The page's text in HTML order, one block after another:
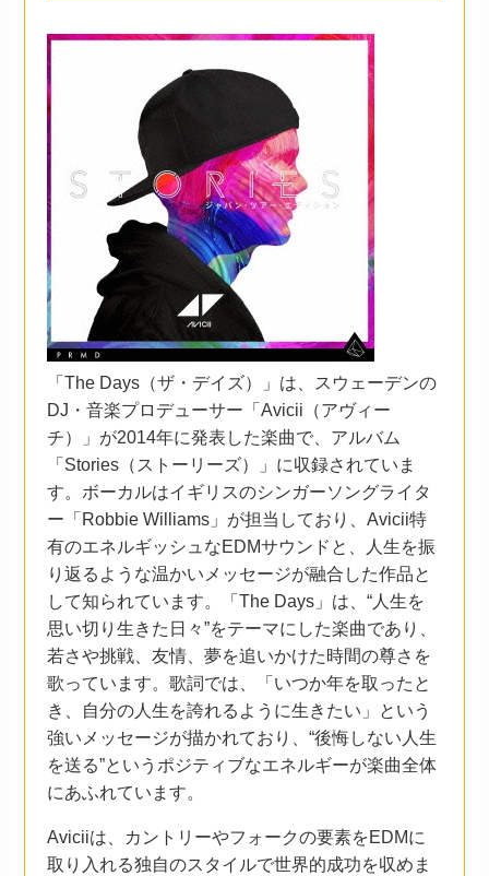
「The Days（ザ・デイズ）」は、スウェーデンの
DJ・音楽プロデューサー「Avicii（アヴィー
チ）」が2014年に発表した楽曲で、アルバム
「Stories（ストーリーズ）」に収録されていま
す。ボーカルはイギリスのシンガーソングライタ
ー「Robbie Williams」が担当しており、Avicii特
有のエネルギッシュなEDMサウンドと、人生を振
り返るような温かいメッセージが融合した作品と
して知られています。「The Days」は、“人生を
思い切り生きた日々”をテーマにした楽曲であり、
若さや挑戦、友情、夢を追いかけた時間の尊さを
歌っています。歌詞では、「いつか年を取ったと
き、自分の人生を誇れるように生きたい」という
強いメッセージが描かれており、“後悔しない人生
を送る”というポジティブなエネルギーが楽曲全体
にあふれています。
Aviciiは、カントリーやフォークの要素をEDMに
取り入れる独自のスタイルで世界的成功を収めま